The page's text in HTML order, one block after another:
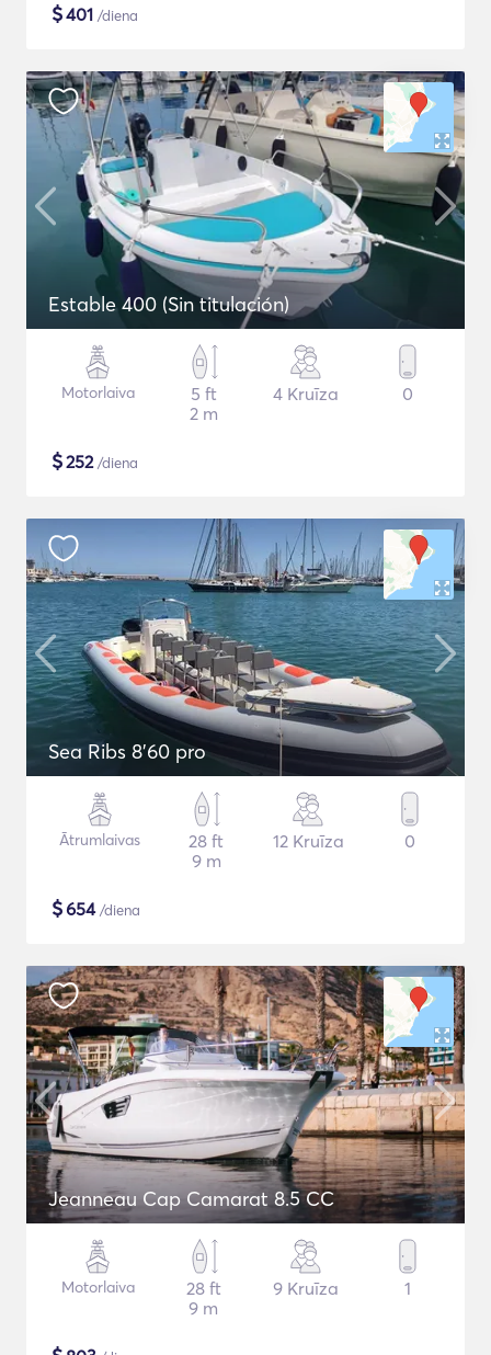
$401 /diena
Estable 400 (Sin titulación)
Motorlaiva
5 ft
2 m
4 Kruīza 0
$252/diena
Sea Ribs 8'60 pro
Ātrumlaivas
28 ft
9 m
12 Kruīza 0
$654/diena
Jeanneau Cap Camarat 8.5 CC
Motorlaiva
28 ft
9 m
9 Kruīza 1